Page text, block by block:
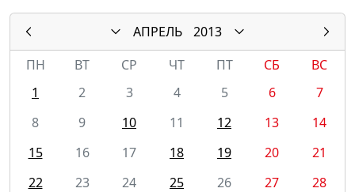
АПРЕЛЬ
2013
ПН
ВТ СР ЧТ ПТ СБ
ВС
1
2 3 4 5 6
7
8
9 10 11 12 13
14
15
16 17 18 19 20
21
22
23 24 25 26 27
28